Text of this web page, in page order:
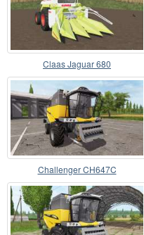
Claas Jaguar 680
Challenger CH647C